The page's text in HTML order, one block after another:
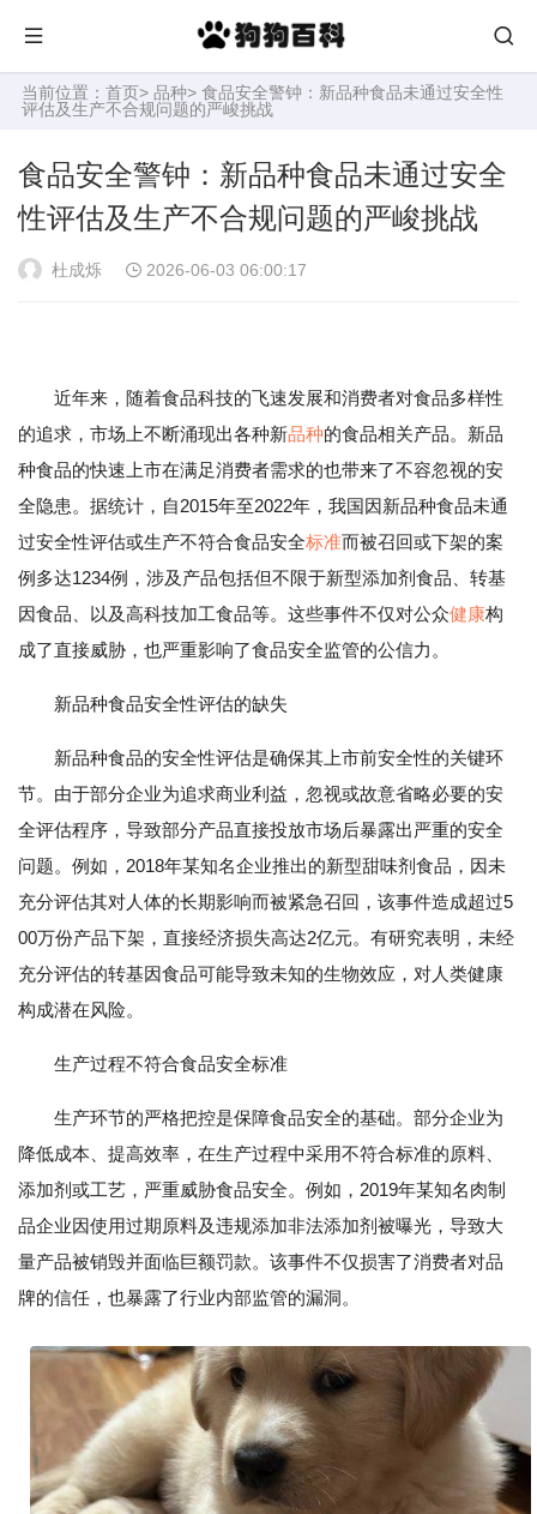
当前位置： 首页> 品种> 食品安全警钟：新品种食品未通过安全性
评估及生产不合规问题的严峻挑战
食品安全警钟：新品种食品未通过安全
性评估及生产不合规问题的严峻挑战
杜成烁 2026-06-03 06:00:17
近年来，随着食品科技的飞速发展和消费者对食品多样性
的追求，市场上不断涌现出各种新品种的食品相关产品。新品
种食品的快速上市在满足消费者需求的也带来了不容忽视的安
全隐患。据统计，自2015年至2022年，我国因新品种食品未通
过安全性评估或生产不符合食品安全标准而被召回或下架的案
例多达1234例，涉及产品包括但不限于新型添加剂食品、转基
因食品、以及高科技加工食品等。这些事件不仅对公众健康构
成了直接威胁，也严重影响了食品安全监管的公信力。
新品种食品安全性评估的缺失
新品种食品的安全性评估是确保其上市前安全性的关键环
节。由于部分企业为追求商业利益，忽视或故意省略必要的安
全评估程序，导致部分产品直接投放市场后暴露出严重的安全
问题。例如，2018年某知名企业推出的新型甜味剂食品，因未
充分评估其对人体的长期影响而被紧急召回，该事件造成超过5
00万份产品下架，直接经济损失高达2亿元。有研究表明，未经
充分评估的转基因食品可能导致未知的生物效应，对人类健康
构成潜在风险。
生产过程不符合食品安全标准
生产环节的严格把控是保障食品安全的基础。部分企业为
降低成本、提高效率，在生产过程中采用不符合标准的原料、
添加剂或工艺，严重威胁食品安全。例如，2019年某知名肉制
品企业因使用过期原料及违规添加非法添加剂被曝光，导致大
量产品被销毁并面临巨额罚款。该事件不仅损害了消费者对品
牌的信任，也暴露了行业内部监管的漏洞。